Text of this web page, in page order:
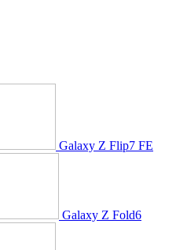
Galaxy Z Flip7 FE
Galaxy Z Fold6